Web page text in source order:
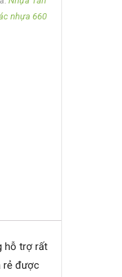
nhựa 660
hỗ trợ rất
rẻ được